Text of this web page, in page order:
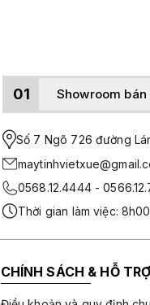
01 Showroom
Số 7 Ngõ 726 đường
0568.12.4444 -
Thời gian làm việc:
CHÍNH SÁCH & HỖ TRỢ